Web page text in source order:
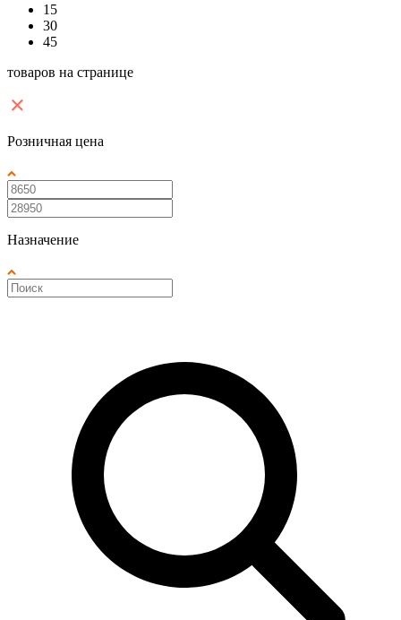
15
30
45
товаров на странице
Розничная цена
Назначение